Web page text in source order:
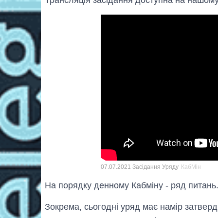
07.07.2021 Засідання Уряду КабМін
На порядку денному Кабміну - ряд питань.
Зокрема, сьогодні уряд має намір